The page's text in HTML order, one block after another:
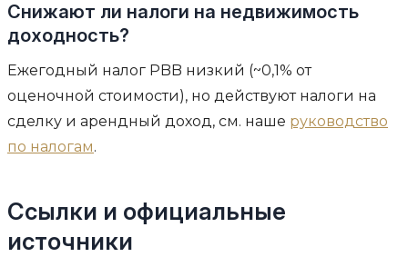
Снижают ли налоги на недвижимость
доходность?
Ежегодный налог PBB низкий (~0,1% от
оценочной стоимости), но действуют налоги на
сделку и арендный доход, см. наше руководство
по налогам.
Ссылки и официальные
источники